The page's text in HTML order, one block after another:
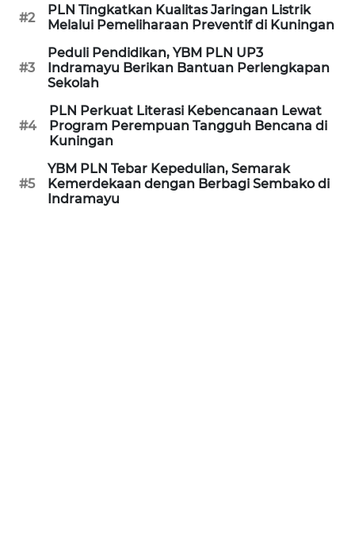
#2
PLN Tingkatkan Kualitas Jaringan Listrik
Melalui Pemeliharaan Preventif di Kuningan
#3
Peduli Pendidikan, YBM PLN UP3
Indramayu Berikan Bantuan Perlengkapan
Sekolah
#4
PLN Perkuat Literasi Kebencanaan Lewat
Program Perempuan Tangguh Bencana di
Kuningan
#5
YBM PLN Tebar Kepedulian, Semarak
Kemerdekaan dengan Berbagi Sembako di
Indramayu
MAJALENGKA
WN
SUBANG
WN
SUKABUMI
WN
PURWAKARTA